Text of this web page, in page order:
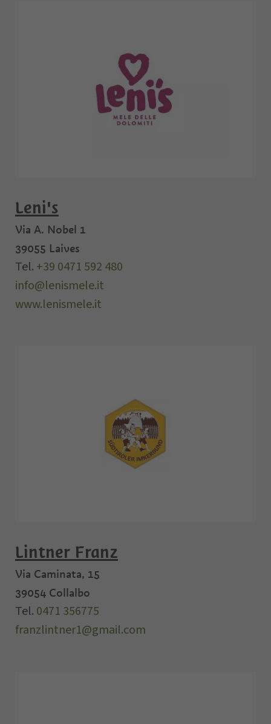
Leni's
Via A. Nobel 1
39055 Laives
Tel. +39 0471 592 480
info@lenismele.it
www.lenismele.it
Lintner Franz
Via Caminata, 15
39054 Collalbo
Tel. 0471 356775
franzlintner1@gmail.com